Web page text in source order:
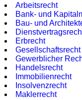
Arbeitsrecht
Bank- und
Bau- und
Erbrecht
Gesellschafts­recht
Gewerblicher
Handelsrecht
Immobilien­recht
Insolvenzrecht
Maklerrecht